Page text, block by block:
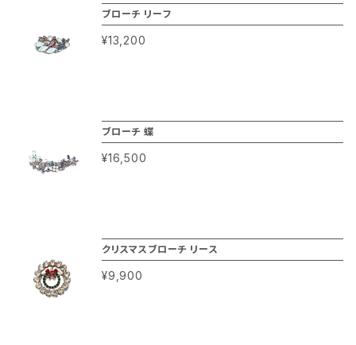
秋冬のジャケットやカーディガン等の他、帽子や
バッグ等の小物に付けても使いやすいアイテム
を通してペンダントとしてもお楽しみ頂ける便利
なアイテムになりますよ！
ブローチ リーフ
¥13,200
ブローチ 蝶
¥16,500
クリスマスブローチ リース
¥9,900